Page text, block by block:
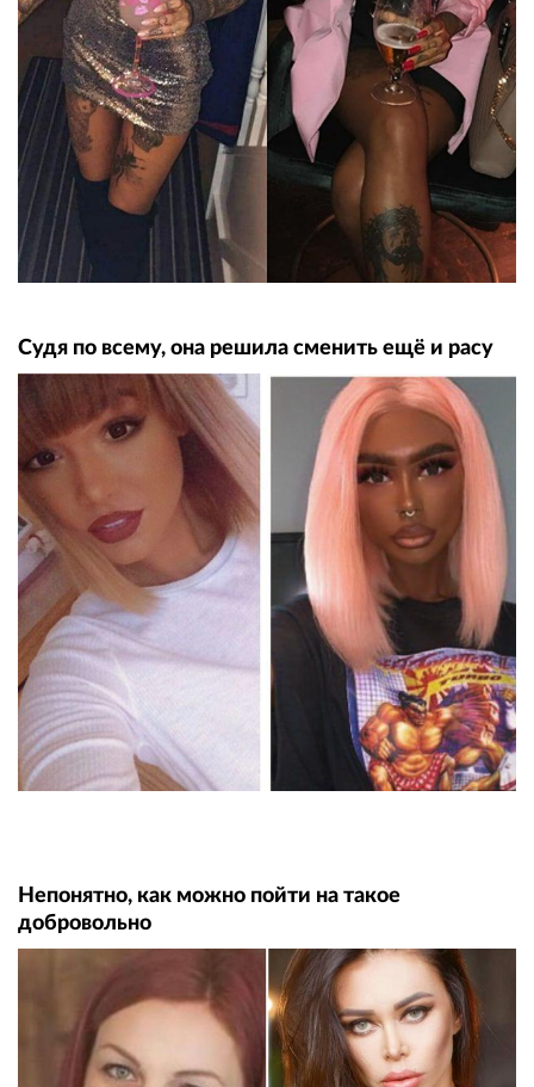
Судя по всему, она решила сменить ещё и расу
Непонятно, как можно пойти на такое
добровольно